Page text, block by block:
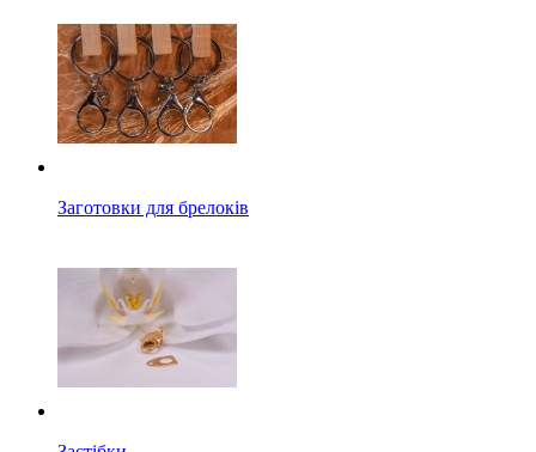
Заготовки для брелоків